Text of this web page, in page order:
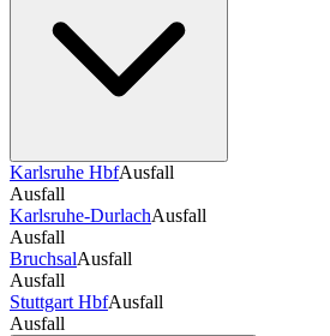
Karlsruhe HbfAusfall
Ausfall
Karlsruhe-DurlachAusfall
Ausfall
BruchsalAusfall
Ausfall
Stuttgart HbfAusfall
Ausfall